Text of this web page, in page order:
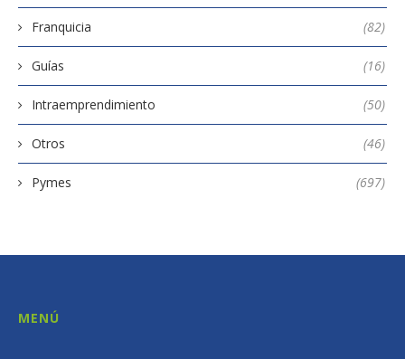
Franquicia (82)
Guías (16)
Intraemprendimiento (50)
Otros (46)
Pymes (697)
MENÚ